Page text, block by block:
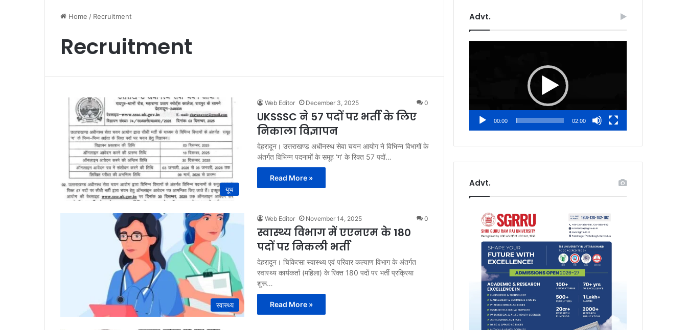
Home / Recruitment
Recruitment
यूथ
Web Editor December 3, 2025 0
UKSSSC ने 57 पदों पर भर्ती के लिए
निकाला विज्ञापन
देहरादून। उत्तराखण्ड अधीनस्थ सेवा चयन आयोग ने विभिन्न विभागों के
अंतर्गत विभिन्न पदनामों के समूह ‘ग’ के रिक्त 57 पदों…
Read More »
स्वास्थ्य
Web Editor November 14, 2025 0
स्वास्थ्य विभाग में एएनएम के 180
पदों पर निकली भर्ती
देहरादून। चिकित्सा स्वास्थ्य एवं परिवार कल्याण विभाग के अंतर्गत
स्वास्थ्य कार्यकर्ता (महिला) के रिक्त 180 पदों पर भर्ती प्रक्रिया
शुरू…
Read More »
Advt.
00:00 02:00
Advt.